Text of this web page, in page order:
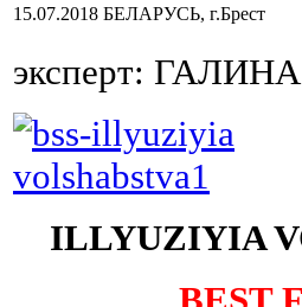
15.07.2018 БЕЛАРУСЬ, г.Брест
эксперт:
ILLYUZIYIA